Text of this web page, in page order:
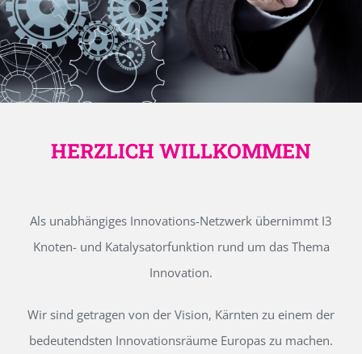
HERZLICH WILLKOMMEN
Als unabhängiges Innovations-Netzwerk übernimmt I3
Knoten- und Katalysatorfunktion rund um das Thema
Innovation.
Wir sind getragen von der Vision, Kärnten zu einem der
bedeutendsten Innovationsräume Europas zu machen.